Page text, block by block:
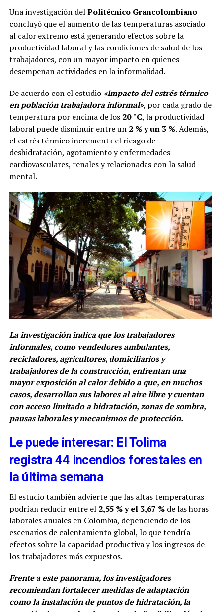
Una investigación delPolitécnico Grancolombiano
concluyó que el aumento de las temperaturas asociado
al calor extremo está generando efectos sobre la
productividad laboral y las condiciones de salud de los
trabajadores, con un mayor impacto en quienes
desempeñan actividades en la informalidad.
De acuerdo con el estudio «Impacto del estrés térmico
en población trabajadora informal», por cada grado de
temperatura por encima de los 20 °C, la productividad
laboral puede disminuir entre un 2 % y un 3 %. Además,
el estrés térmico incrementa el riesgo de
deshidratación, agotamiento y enfermedades
cardiovasculares, renales y relacionadas con la salud
mental.
La investigación indica que los trabajadores
informales, como vendedores ambulantes,
recicladores, agricultores, domiciliarios y
trabajadores de la construcción, enfrentan una
mayor exposición al calor debido a que, en muchos
casos, desarrollan sus labores al aire libre y cuentan
con acceso limitado a hidratación, zonas de sombra,
pausas laborales y mecanismos de protección.
Le puede interesar: El Tolima
registra 44 incendios forestales en
la última semana
El estudio también advierte que las altas temperaturas
podrían reducir entre el 2,55 % y el 3,67 %de las horas
laborales anuales en Colombia, dependiendo de los
escenarios de calentamiento global, lo que tendría
efectos sobre la capacidad productiva y los ingresos de
los trabajadores más expuestos.
Frente a este panorama, los investigadores
recomiendan fortalecer medidas de adaptación
como la instalación de puntos de hidratación, la